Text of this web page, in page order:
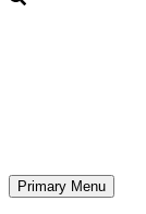
Primary Menu